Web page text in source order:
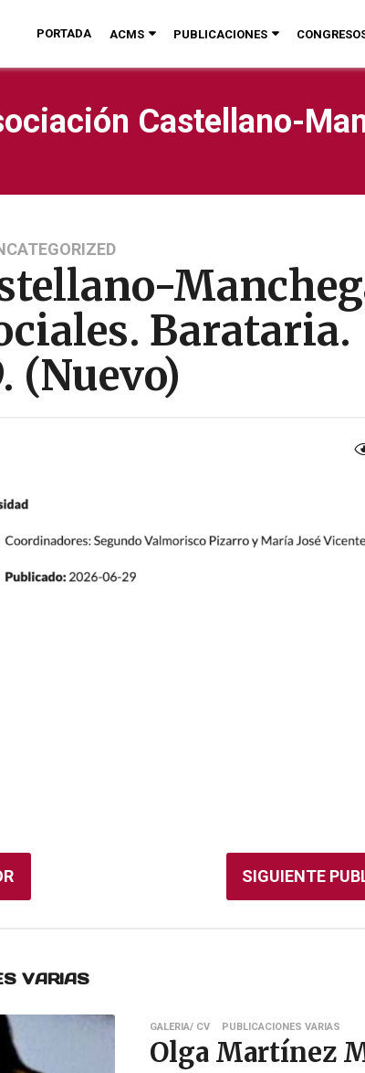
PORTADA ACMS PUBLICACIONES
Castellano-
Barataria.
(Nuevo)
SIGUIENTE
VARIAS
GALERIA/ CV PUBLICACIONES VARIAS
Olga Martínez